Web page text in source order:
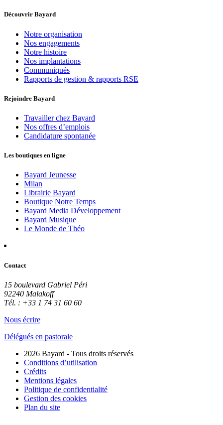
Découvrir Bayard
Notre organisation
Nos engagements
Notre histoire
Nos implantations
Communiqués
Rapports de gestion & rapports RSE
Rejoindre Bayard
Travailler chez Bayard
Nos offres d’emplois
Candidature spontanée
Les boutiques en ligne
Bayard Jeunesse
Milan
Librairie Bayard
Boutique Notre Temps
Bayard Media Développement
Bayard Musique
Le Monde de Théo
Contact
15 boulevard Gabriel Péri
92240 Malakoff
Tél. : +33 1 74 31 60 60
Nous écrire
Délégués en pastorale
2026 Bayard - Tous droits réservés
Conditions d’utilisation
Crédits
Mentions légales
Politique de confidentialité
Gestion des cookies
Plan du site